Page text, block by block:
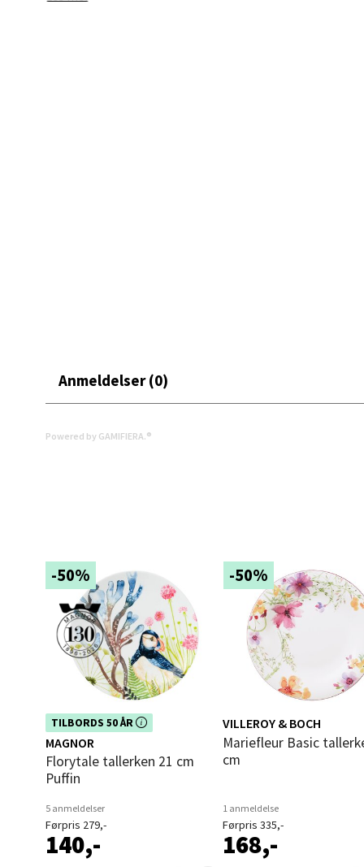
Anmeldelser (0)
Powered by GAMIFIERA.®
-50%
TILBORDS 50 ÅR
Dette produktet er inkludert i vår
kampanje. Benytt deg av rabatten i
dag!
MAGNOR
Florytale tallerken 21 cm
Puffin
5 anmeldelser
Førpris 279,-
140,-
-50%
VILLEROY & BOCH
Mariefleur Basic tallerken 27
cm
1 anmeldelse
Førpris 335,-
168,-
0 i
0 i